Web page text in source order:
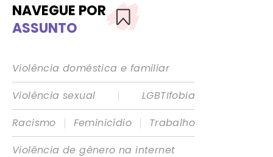
NAVEGUE POR
ASSUNTO
Violência doméstica e familiar
Violência sexual
|
LGBTIfobia
Racismo
| Feminicídio |
Trabalho
Violência de gênero na internet